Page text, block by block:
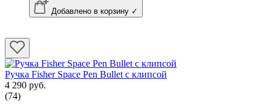
Добавлено в корзину ✓
Ручка Fisher Space Pen Bullet с клипсой
4 290 руб.
(74)